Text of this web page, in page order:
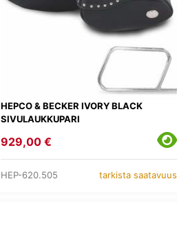
HEPCO & BECKER IVORY BLACK
SIVULAUKKUPARI
929,00 €
HEP-620.505 tarkista saatavuus